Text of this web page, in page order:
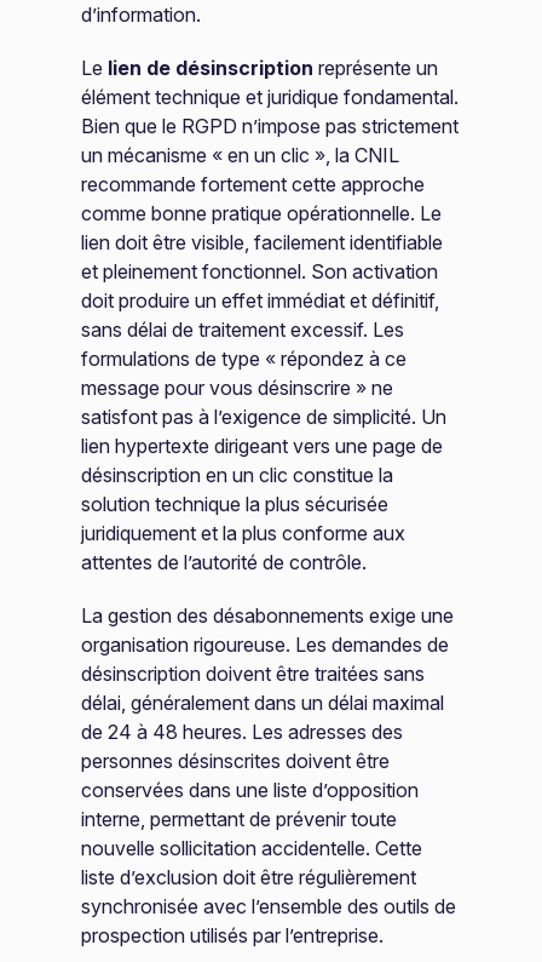
d’information.
Le lien de désinscription représente un
élément technique et juridique fondamental.
Bien que le RGPD n’impose pas strictement
un mécanisme « en un clic », la CNIL
recommande fortement cette approche
comme bonne pratique opérationnelle. Le
lien doit être visible, facilement identifiable
et pleinement fonctionnel. Son activation
doit produire un effet immédiat et définitif,
sans délai de traitement excessif. Les
formulations de type « répondez à ce
message pour vous désinscrire » ne
satisfont pas à l’exigence de simplicité. Un
lien hypertexte dirigeant vers une page de
désinscription en un clic constitue la
solution technique la plus sécurisée
juridiquement et la plus conforme aux
attentes de l’autorité de contrôle.
La gestion des désabonnements exige une
organisation rigoureuse. Les demandes de
désinscription doivent être traitées sans
délai, généralement dans un délai maximal
de 24 à 48 heures. Les adresses des
personnes désinscrites doivent être
conservées dans une liste d’opposition
interne, permettant de prévenir toute
nouvelle sollicitation accidentelle. Cette
liste d’exclusion doit être régulièrement
synchronisée avec l’ensemble des outils de
prospection utilisés par l’entreprise.